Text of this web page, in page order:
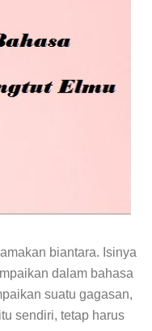
biantara. Isinya
dalam bahasa
suatu gagasan,
sendiri, tetap harus